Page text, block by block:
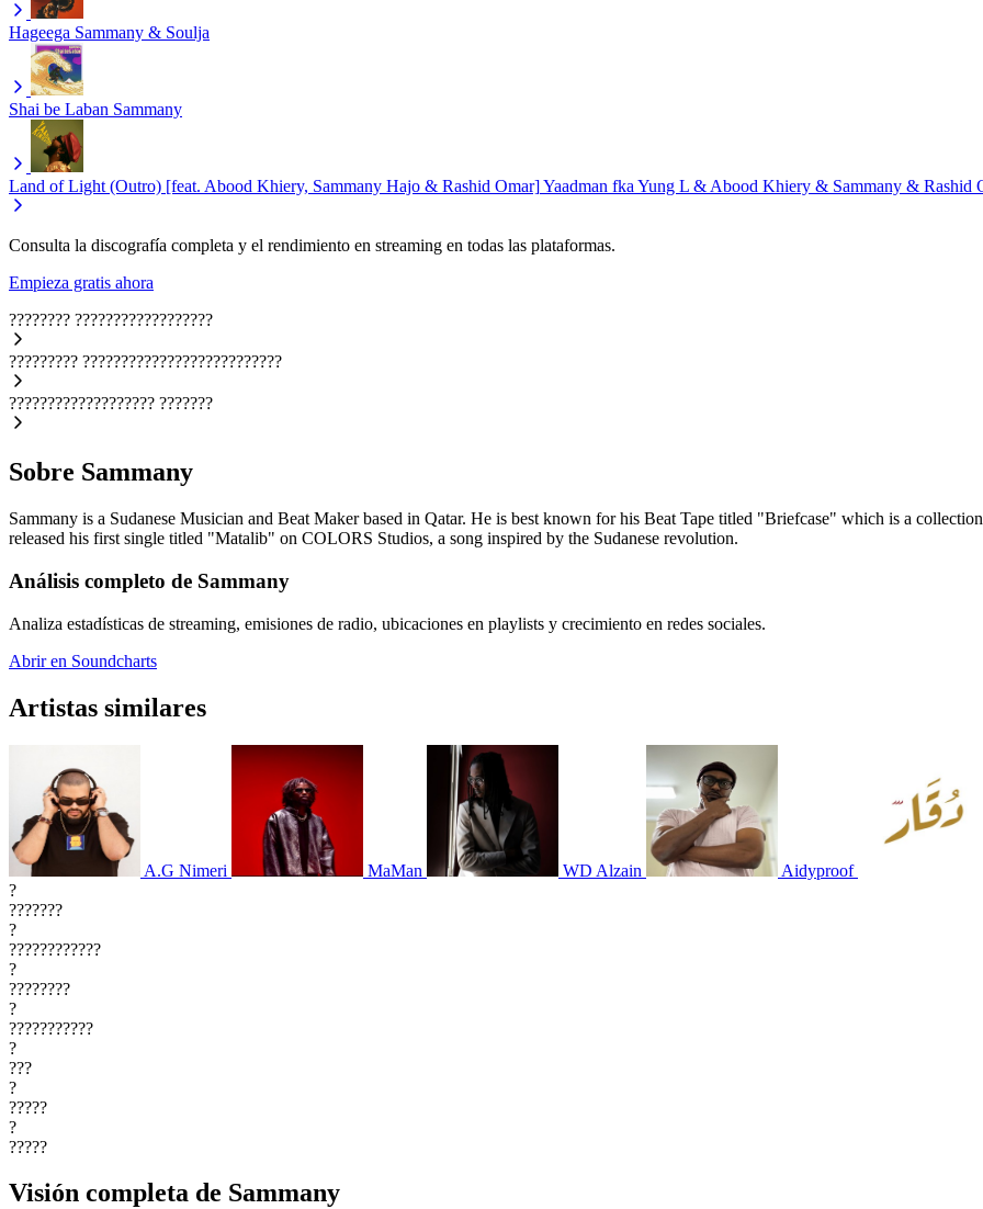
Hageega Sammany & Soulja
Shai be Laban Sammany
Land of Light (Outro) [feat. Abood Khiery, Sammany Hajo & Rashid Omar]Yaadman fka Yung L & Abood Khiery & Sammany & Rashid
Consulta la discografía completa y el rendimiento en streaming en todas las plataformas.
Empieza gratis ahora
???????? ??????????????????
????????? ??????????????????????????
??????????????????? ???????
Sobre Sammany
Sammany is a Sudanese Musician and Beat Maker based in Qatar. He is best known for his Beat Tape titled "Briefcase" which is a
released his first single titled "Matalib" on COLORS Studios, a song inspired by the Sudanese revolution.
Análisis completo de Sammany
Analiza estadísticas de streaming, emisiones de radio, ubicaciones en playlists y crecimiento en redes sociales.
Abrir en Soundcharts
Artistas similares
A.G Nimeri MaMan WD Alzain Aidyproof
?
???????
?
????????????
?
????????
?
???????????
?
???
?
?????
?
?????
Visión completa de Sammany